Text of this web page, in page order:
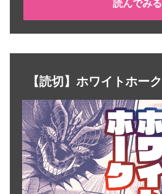
読んでみる
【読切】ホワイトホーク